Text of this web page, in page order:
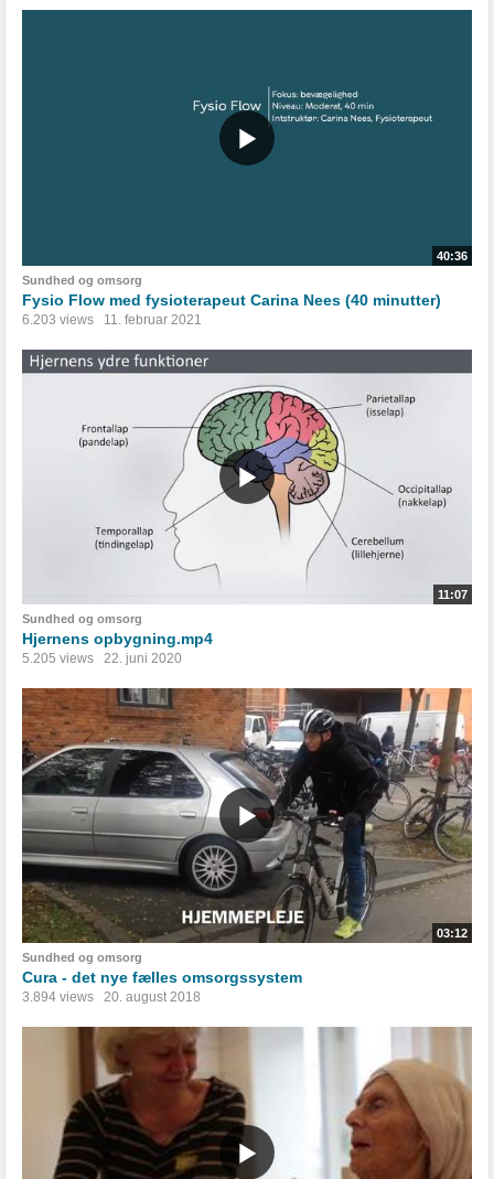
40:36
Sundhed og omsorg
Fysio Flow med fysioterapeut Carina Nees (40 minutter)
6.203 views 11. februar 2021
11:07
Sundhed og omsorg
Hjernens opbygning.mp4
5.205 views 22. juni 2020
03:12
Sundhed og omsorg
Cura - det nye fælles omsorgssystem
3.894 views 20. august 2018